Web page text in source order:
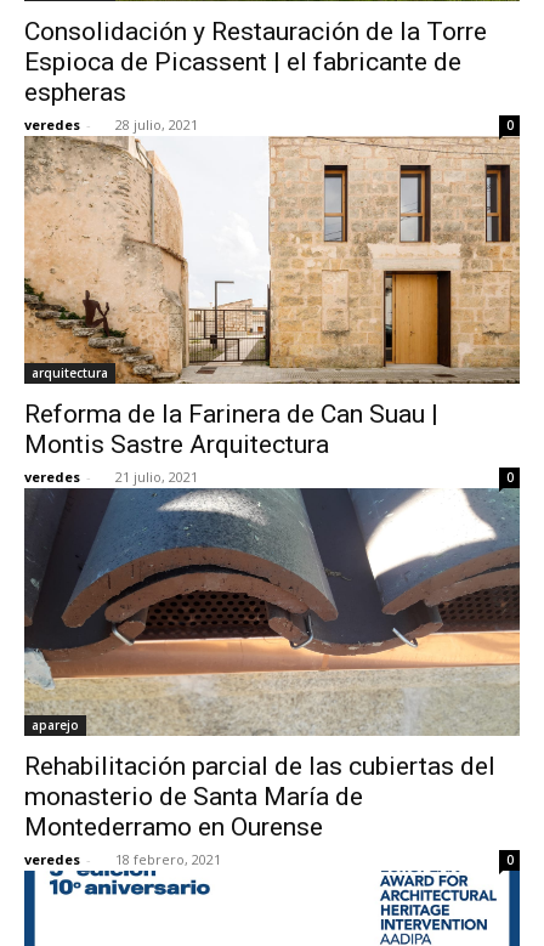
Consolidación y Restauración de la Torre
Espioca de Picassent | el fabricante de
espheras
veredes - 28 julio, 2021 0
arquitectura
Reforma de la Farinera de Can Suau |
Montis Sastre Arquitectura
veredes - 21 julio, 2021 0
aparejo
Rehabilitación parcial de las cubiertas del
monasterio de Santa María de
Montederramo en Ourense
veredes - 18 febrero, 2021 0